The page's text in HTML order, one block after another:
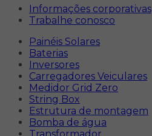
Informações corporativas
Trabalhe conosco
Painéis Solares
Baterias
Inversores
Carregadores Veiculares
Medidor Grid Zero
String Box
Estrutura de montagem
Bomba de água